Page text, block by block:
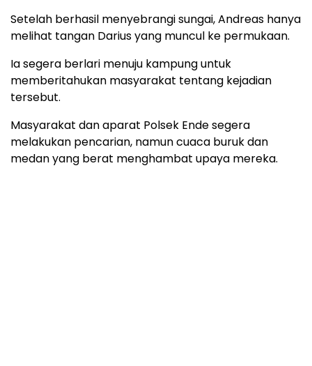
Setelah berhasil menyebrangi sungai, Andreas hanya
melihat tangan Darius yang muncul ke permukaan.
Ia segera berlari menuju kampung untuk
memberitahukan masyarakat tentang kejadian
tersebut.
Masyarakat dan aparat Polsek Ende segera
melakukan pencarian, namun cuaca buruk dan
medan yang berat menghambat upaya mereka.